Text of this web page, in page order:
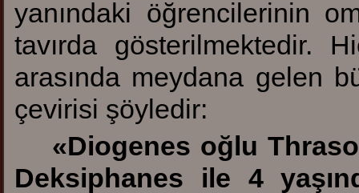
yanındaki öğrencilerinin
tavırda gösterilmektedir.
arasında meydana gelen
çevirisi şöyledir:
«Diogenes oğlu
Deksiphanes ile 4